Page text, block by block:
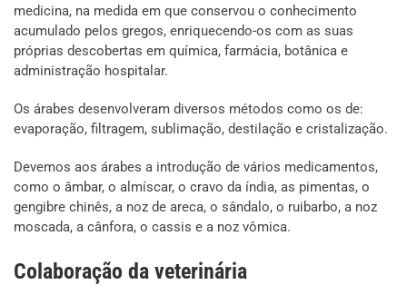
medicina, na medida em que conservou o conhecimento
acumulado pelos gregos, enriquecendo-os com as suas
próprias descobertas em química, farmácia, botânica e
administração hospitalar.
Os árabes desenvolveram diversos métodos como os de:
evaporação, filtragem, sublimação, destilação e cristalização.
Devemos aos árabes a introdução de vários medicamentos,
como o âmbar, o almíscar, o cravo da índia, as pimentas, o
gengibre chinês, a noz de areca, o sândalo, o ruibarbo, a noz
moscada, a cânfora, o cassis e a noz vômica.
Colaboração da veterinária